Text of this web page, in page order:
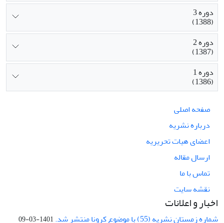
دوره 3
(1388)
دوره 2
(1387)
دوره 1
(1386)
صفحه اصلی
درباره نشریه
اعضای هیات تحریریه
ارسال مقاله
تماس با ما
نقشه سایت
اخبار و اعلانات
شماره زمستان نشریه (55) با موضوع کرونا منتشر شد. 1401-03-09